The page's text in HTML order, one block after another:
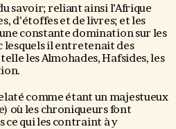
savoir; reliant ainsi l’Afrique
d’étoffes et de livres; et les
constante domination sur les
lesquels il entretenait des
les Almohades, Hafsides, les
comme étant un majestueux
où les chroniqueurs font
ce qui les contraint à y